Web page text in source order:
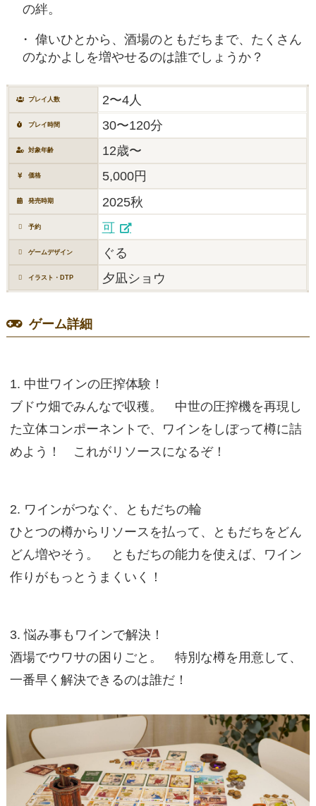
の絆。
偉いひとから、酒場のともだちまで、たくさん
のなかよしを増やせるのは誰でしょうか？
プレイ人数 2〜4人
プレイ時間 30〜120分
対象年齢 12歳〜
価格 5,000円
発売時期 2025秋
予約 可
ゲームデザイン ぐる
イラスト・DTP 夕凪ショウ
ゲーム詳細
1. 中世ワインの圧搾体験！
ブドウ畑でみんなで収穫。 中世の圧搾機を再現し
た立体コンポーネントで、ワインをしぼって樽に詰
めよう！ これがリソースになるぞ！
2. ワインがつなぐ、ともだちの輪
ひとつの樽からリソースを払って、ともだちをどん
どん増やそう。 ともだちの能力を使えば、ワイン
作りがもっとうまくいく！
3. 悩み事もワインで解決！
酒場でウワサの困りごと。 特別な樽を用意して、
一番早く解決できるのは誰だ！